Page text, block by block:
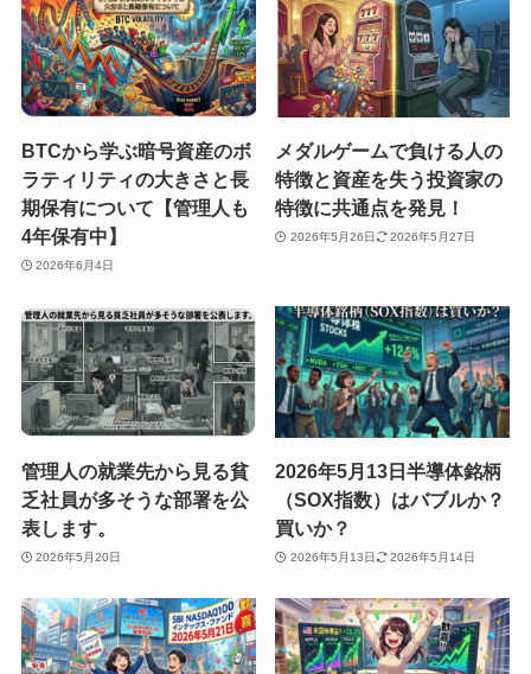
BTCから学ぶ暗号資産のボ
ラティリティの大きさと長
期保有について【管理人も
4年保有中】
2026年6月4日
メダルゲームで負ける人の
特徴と資産を失う投資家の
特徴に共通点を発見！
2026年5月26日 2026年5月27日
管理人の就業先から見る貧
乏社員が多そうな部署を公
表します。
2026年5月20日
2026年5月13日半導体銘柄
（SOX指数）はバブルか？
買いか？
2026年5月13日 2026年5月14日